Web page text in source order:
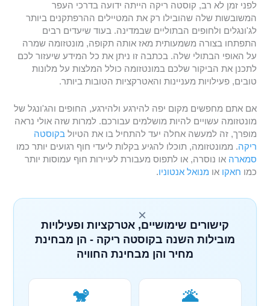
לפני זמן לא רב, קוסטה ריקה הייתה ידועה בדרכי העפר
המשובשות שלה שהובילו רק את המטיילים ההרפתקנים ביותר
לג'ונגלים ולחופים הבתוליים שבמדינה. בעוד שיעדים רבים
התפתחו בצורה משמעותית מאז אותה תקופה, מונטזומה שמרה
על האופי הבתולי שלה. בכתבה זו ניתן את כל המידע שיעזור לכם
לתכנן את הביקור שלכם במונטזומה כולל המלצות על מלונות
טובים, פעילויות מעניינות והאטרקציות הטובות ביותר.
אם אתם מחפשים מקום יפה להירגע ולהירגע, החופים והג'ונגל של
מונטזומה עשויים להיות מושלמים עבורכם. למרות שזה אולי נראה
מופרך, זה למעשה אחלה יעד להתחיל בו את הטיול בקוסטה
ריקה. ממונטזומה, תוכלו להגיע בקלות ליעדי חוף רגועים יותר כמו
סמארה או נוסרה, או לתפוס מעבורת לעיירות חוף עמוסות יותר
כמו חאקו או מנואל אנטוניו.
×
קישורים שימושיים, אטרקציות ופעילויות
מובילות השנה בקוסטה ריקה - הן מבחינת
מחיר והן מבחינת החוויה
🌋
🐒